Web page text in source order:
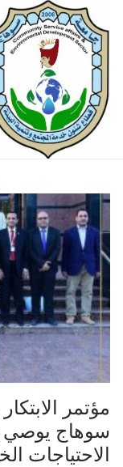
التجاوز
إلى
المحتوى
مؤتمر
سوهاج يوصي
الاحتياجات